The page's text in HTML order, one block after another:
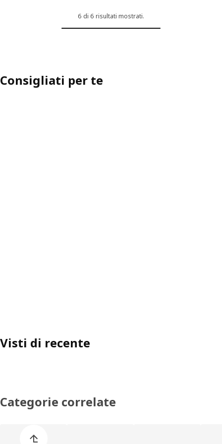
Opzione: MITTZON, Tavolo
6 di 6 risultati mostrati.
Consigliati per te
Visti di recente
Categorie correlate